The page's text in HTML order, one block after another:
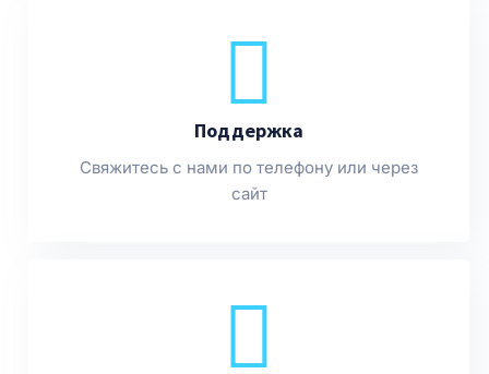
Поддержка
Свяжитесь с нами по телефону или через
сайт